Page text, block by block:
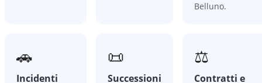
Belluno.
🚗
Incidenti
📜
Successioni
⚖️
Contratti e